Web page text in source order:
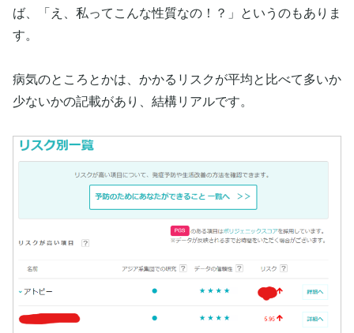
ば、「え、私ってこんな性質なの！？」というのもありま
す。
病気のところとかは、かかるリスクが平均と比べて多いか
少ないかの記載があり、結構リアルです。